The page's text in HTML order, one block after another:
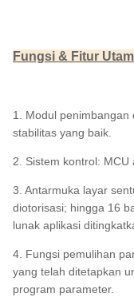
Fungsi & Fitur
1. Modul penimbangan
stabilitas yang baik.
2. Sistem kontrol: MCU
3. Antarmuka layar
diotorisasi; hingga 16
lunak aplikasi
4. Fungsi pemulihan
yang telah ditetapkan
program parameter.